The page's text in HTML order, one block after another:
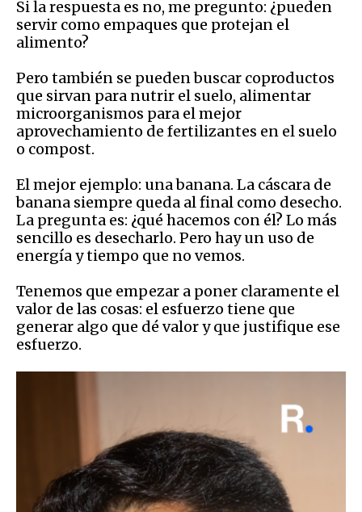
Si la respuesta es no, me pregunto: ¿pueden
servir como empaques que protejan el
alimento?
Pero también se pueden buscar coproductos
que sirvan para nutrir el suelo, alimentar
microorganismos para el mejor
aprovechamiento de fertilizantes en el suelo
o compost.
El mejor ejemplo: una banana. La cáscara de
banana siempre queda al final como desecho.
La pregunta es: ¿qué hacemos con él? Lo más
sencillo es desecharlo. Pero hay un uso de
energía y tiempo que no vemos.
Tenemos que empezar a poner claramente el
valor de las cosas: el esfuerzo tiene que
generar algo que dé valor y que justifique ese
esfuerzo.